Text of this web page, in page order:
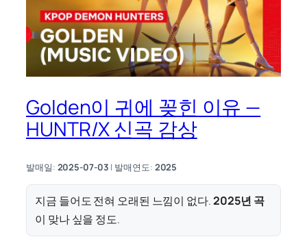
Golden이 귀에 꽂힌 이유 —
HUNTR/X 신곡 감상
발매일: 2025-07-03 | 발매연도: 2025
지금 들어도 전혀 오래된 느낌이 없다.2025년 곡
이 맞나 싶을 정도.